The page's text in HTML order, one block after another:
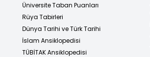
Üniversite Taban Puanları
Rüya Tabirleri
Dünya Tarihi ve Türk Tarihi
İslam Ansiklopedisi
TÜBİTAK Ansiklopedisi